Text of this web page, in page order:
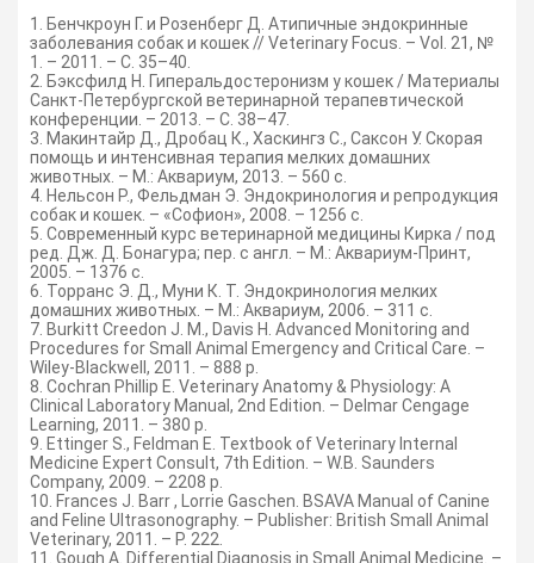
1. Бенчкроун Г. и Розенберг Д. Атипичные эндокринные
заболевания собак и кошек // Veterinary Focus. – Vol. 21, №
1. – 2011. – С. 35–40.
2. Бэксфилд Н. Гиперальдостеронизм у кошек / Материалы
Санкт-Петербургской ветеринарной терапевтической
конференции. – 2013. – С. 38–47.
3. Макинтайр Д., Дробац К., Хаскингз С., Саксон У. Скорая
помощь и интенсивная терапия мелких домашних
животных. – М.: Аквариум, 2013. – 560 с.
4. Нельсон Р., Фельдман Э. Эндокринология и репродукция
собак и кошек. – «Софион», 2008. – 1256 с.
5. Современный курс ветеринарной медицины Кирка / под
ред. Дж. Д. Бонагура; пер. с англ. – М.: Аквариум-Принт,
2005. – 1376 с.
6. Торранс Э. Д., Муни К. Т. Эндокринология мелких
домашних животных. – М.: Аквариум, 2006. – 311 с.
7. Burkitt Creedon J. М., Davis Н. Advanced Monitoring and
Procedures for Small Animal Emergency and Critical Care. –
Wiley-Blackwell, 2011. – 888 р.
8. Cochran Phillip E. Veterinary Anatomy & Physiology: A
Clinical Laboratory Manual, 2nd Edition. – Delmar Cengage
Learning, 2011. – 380 p.
9. Ettinger S., Feldman E. Textbook of Veterinary Internal
Medicine Expert Consult, 7th Edition. – W.B. Saunders
Company, 2009. – 2208 р.
10. Frances J. Barr , Lorrie Gaschen. BSAVA Manual of Canine
and Feline Ultrasonography. – Publisher: British Small Animal
Veterinary, 2011. – Р. 222.
11. Gough А. Differential Diagnosis in Small Animal Medicine. –